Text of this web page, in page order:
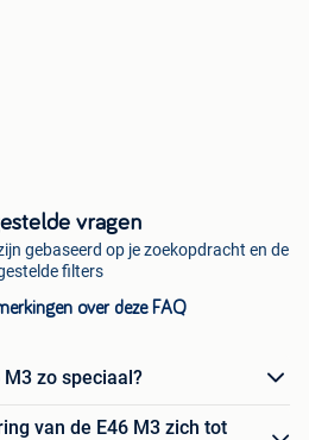
vragen
gebaseerd op je zoekopdracht en de
filters
over deze FAQ
M3 zo speciaal?
van de E46 M3 zich tot